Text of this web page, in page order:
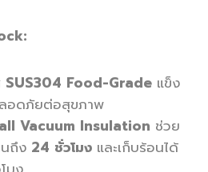
SUS304 Food-Grade แข็ง
อดภัยต่อสุขภาพ
Vacuum Insulation ช่วย
ถึง 24 ชั่วโมง และเก็บร้อนได้